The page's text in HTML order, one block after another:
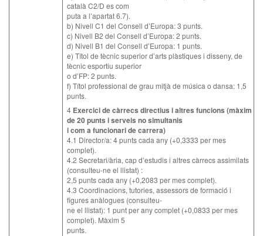
català C2/D es com
puta a l’apartat 6.7).
b) Nivell C1 del Consell d’Europa: 3 punts.
c) Nivell B2 del Consell d’Europa: 2 punts.
d) Nivell B1 del Consell d’Europa: 1 punts.
e) Títol de tècnic superior d’arts plàstiques i disseny, de
tècnic esportiu superior
o d’FP: 2 punts.
f) Títol professional de grau mitjà de música o dansa: 1,5
punts.
4 Exercici de càrrecs directius i altres funcions (màxim
de 20 punts i serveis no simultanis
i com a funcionari de carrera)
4.1 Director/a: 4 punts cada any (+0,3333 per mes
complet).
4.2 Secretari/ària, cap d’estudis i altres càrrecs assimilats
(consulteu-ne el llistat) :
2,5 punts cada any (+0,2083 per mes complet).
4.3 Coordinacions, tutories, assessors de formació i
figures anàlogues (consulteu-
ne el llistat): 1 punt per any complet (+0,0833 per mes
complet). Màxim 5
punts.